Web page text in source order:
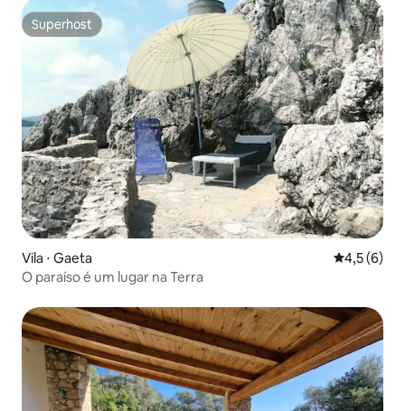
Superhost
Superhost
Vila ⋅ Gaeta 4,5 de
4,5 (6)
O paraíso é um lugar na Terra